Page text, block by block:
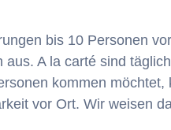
bis 10 Personen
A la carté sind
kommen
vor Ort. Wir weisen